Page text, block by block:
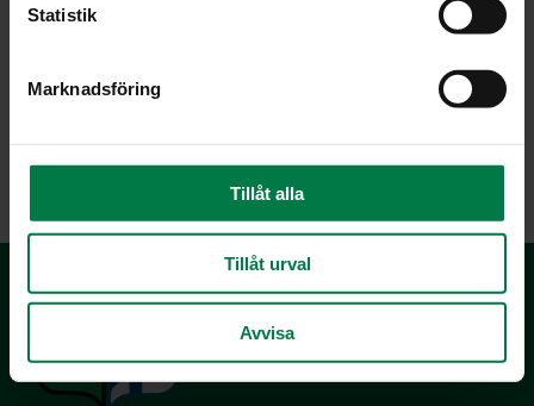
Statistik
Marknadsföring
Tillåt alla
Tillåt urval
Avvisa